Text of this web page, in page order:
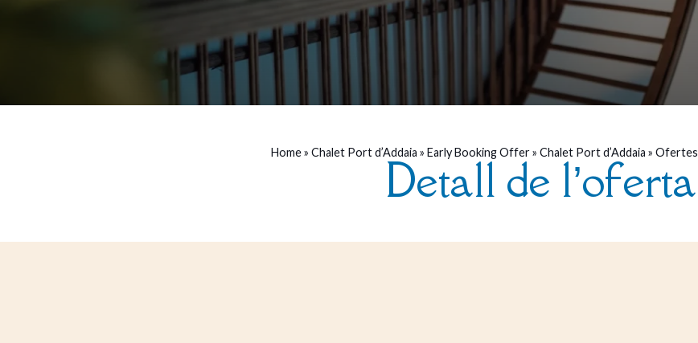
Home» Chalet Port d’Addaia » Early Booking Offer» Chalet Port d’Addaia » Ofertes
Detall de l’oferta